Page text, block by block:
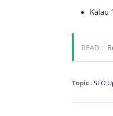
Kalau
READ :
Topic :SEO